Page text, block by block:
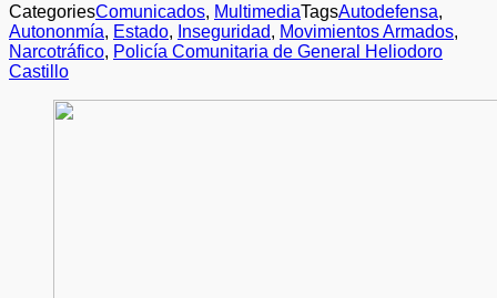
CategoriesComunicados, MultimediaTagsAutodefensa,
Autononmía, Estado, Inseguridad, Movimientos Armados,
Narcotráfico, Policía Comunitaria de General Heliodoro
Castillo